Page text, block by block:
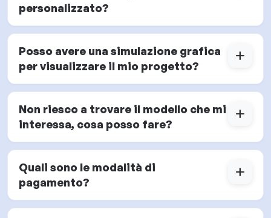
personalizzato?
Posso avere una simulazione grafica
per visualizzare il mio progetto?
add
Non riesco a trovare il modello che mi
interessa, cosa posso fare?
add
Quali sono le modalità di
pagamento?
add